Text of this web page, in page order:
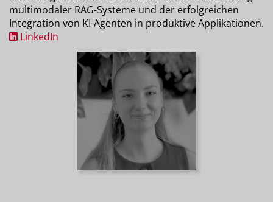
multimodaler RAG-Systeme und der erfolgreichen
Integration von KI-Agenten in produktive Applikationen.
LinkedIn